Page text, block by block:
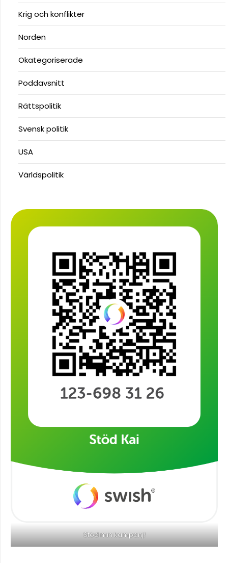
Krig och konflikter
Norden
Okategoriserade
Poddavsnitt
Rättspolitik
Svensk politik
USA
Världspolitik
Stöd min kampanj!